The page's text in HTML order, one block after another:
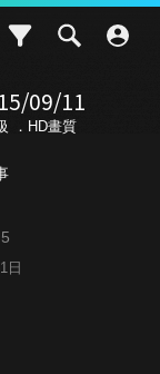
09/11
．HD畫質
5
日